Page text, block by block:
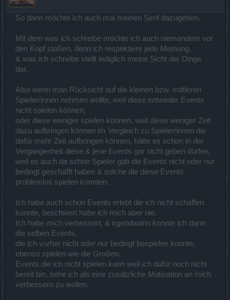
So dann möchte ich auch mal meinen Senf dazugeben.
Mit dem was ich schreibe möchte ich auch niemandem vor
den Kopf stoßen, denn ich respektiere jede Meinung,
& was ich schreibe stellt lediglich meine Sicht der Dinge
dar.
Also wenn man Rücksicht auf die kleinen bzw. mittleren
Spieler/innen nehmen wollte, weil diese entweder Events
nicht spielen können,
oder diese weniger spielen können, weil diese weniger Zeit
dazu aufbringen können im Vergleich zu Spieler/innen die
dafür mehr Zeit aufbringen können, hätte es schon in der
Vergangenheit diese & jene Events gar nicht geben dürfen,
weil es auch da schon Spieler gab die Events nicht oder nur
bedingt geschafft haben & solche die diese Events
problemlos spielen konnten.
Ich habe auch schon Events erlebt die ich nicht schaffen
konnte, beschwert habe ich mich aber nie.
Ich habe mich verbessert, & irgendwann konnte ich dann
die selben Events,
die ich vorher nicht oder nur bedingt bespielen konnte,
ebenso spielen wie die Großen.
Events die ich nicht spielen kann weil ich dafür noch nicht
bereit bin, sehe ich als eine zusätzliche Motivation an mich
verbessern zu wollen.